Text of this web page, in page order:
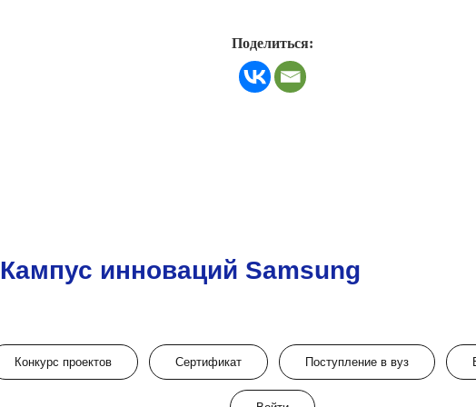
Поделиться:
Кампус инноваций Samsung
Конкурс проектов Сертификат Поступление в вуз